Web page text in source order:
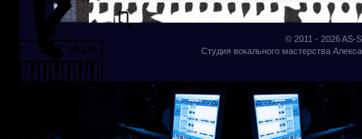
© 2011 - 2026AS-
Студия вокального мастерства